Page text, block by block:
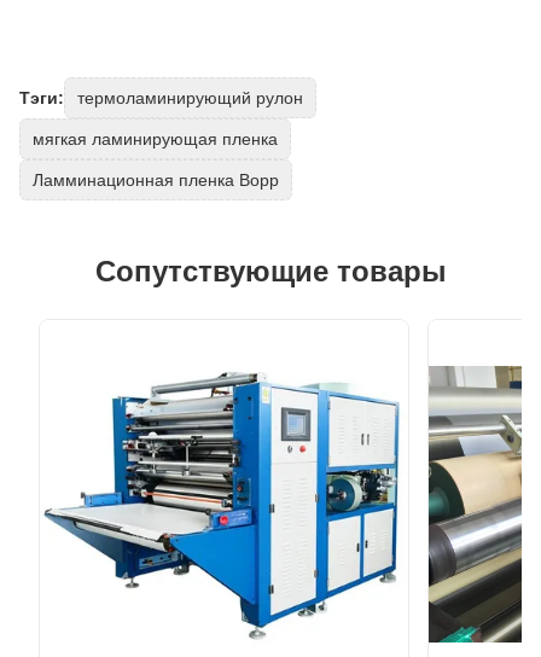
Тэги: термоламинирующий рулон
мягкая ламинирующая пленка
Ламминационная пленка Bopp
Сопутствующие товары